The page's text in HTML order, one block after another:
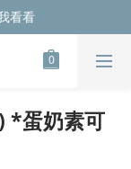
看看
*蛋奶素可